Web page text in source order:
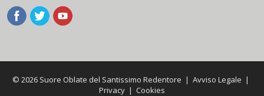
© 2026 Suore Oblate del Santissimo Redentore |Avviso Legale |
Privacy| Cookies